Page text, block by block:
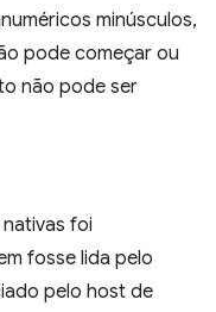
minúsculos,
pode começar ou
não pode ser
foi
fosse lida pelo
pelo host de